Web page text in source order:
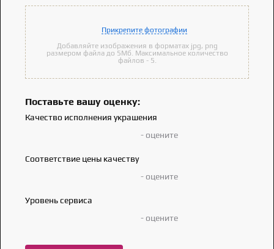
Прикрепите фотографии
Добавляйте изображения в форматах jpg, png
размером файла до 5Мб. Максимальное количество
файлов - 5.
Поставьте вашу оценку:
Качество исполнения украшения
- оцените
Соответствие цены качеству
- оцените
Уровень сервиса
- оцените